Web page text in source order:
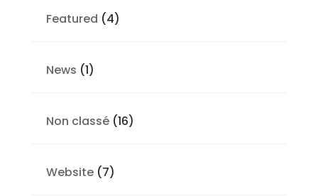
Featured (4)
News (1)
Non classé(16)
Website(7)